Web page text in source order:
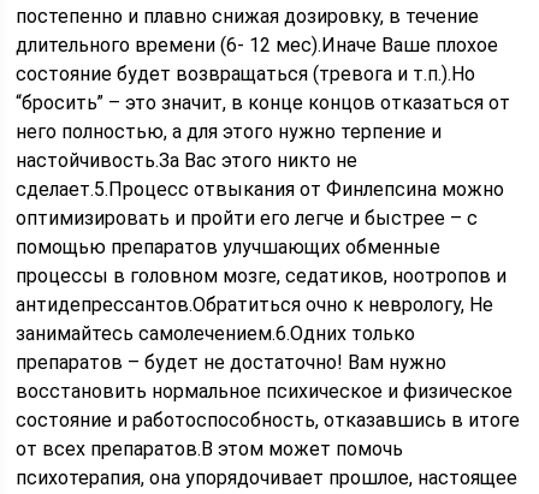
постепенно и плавно снижая дозировку, в течение
длительного времени (6- 12 мес).Иначе Ваше плохое
состояние будет возвращаться (тревога и т.п.).Но
“бросить” – это значит, в конце концов отказаться от
него полностью, а для этого нужно терпение и
настойчивость.За Вас этого никто не
сделает.5.Процесс отвыкания от Финлепсина можно
оптимизировать и пройти его легче и быстрее – с
помощью препаратов улучшающих обменные
процессы в головном мозге, седатиков, ноотропов и
антидепрессантов.Обратиться очно к неврологу, Не
занимайтесь самолечением.6.Одних только
препаратов – будет не достаточно! Вам нужно
восстановить нормальное психическое и физическое
состояние и работоспособность, отказавшись в итоге
от всех препаратов.В этом может помочь
психотерапия, она упорядочивает прошлое, настоящее